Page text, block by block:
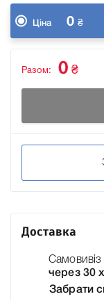
Ціна 0 ₴
Разом: 0 ₴
Доставка
Самовивіз
через 30
Забрати